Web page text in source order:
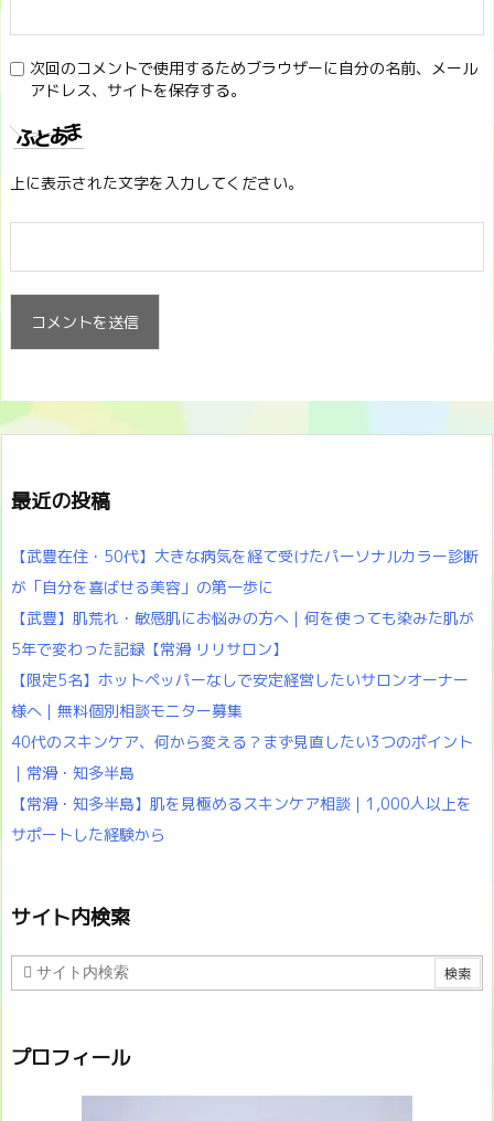
次回のコメントで使用するためブラウザーに自分の名前、メール
アドレス、サイトを保存する。
上に表示された文字を入力してください。
最近の投稿
【武豊在住・50代】大きな病気を経て受けたパーソナルカラー診断
が「自分を喜ばせる美容」の第一歩に
【武豊】肌荒れ・敏感肌にお悩みの方へ｜何を使っても染みた肌が
5年で変わった記録【常滑 リリサロン】
【限定5名】ホットペッパーなしで安定経営したいサロンオーナー
様へ｜無料個別相談モニター募集
40代のスキンケア、何から変える？まず見直したい3つのポイント
｜常滑・知多半島
【常滑・知多半島】肌を見極めるスキンケア相談｜1,000人以上を
サポートした経験から
サイト内検索
プロフィール